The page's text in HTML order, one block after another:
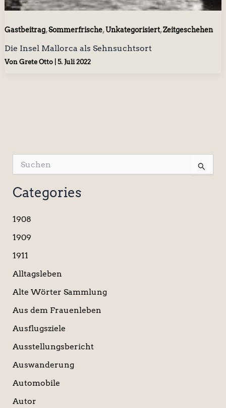
Gastbeitrag,Sommerfrische,Unkategorisiert,Zeitgeschehen
Die Insel Mallorca als Sehnsuchtsort
Von Grete Otto 5. Juli 2022
u
c
h
n
a
h
Categories
1908
1909
1911
Alltagsleben
Alte Wörter Sammlung
Aus dem Frauenleben
Ausflugsziele
Ausstellungsbericht
Auswanderung
Automobile
Autor